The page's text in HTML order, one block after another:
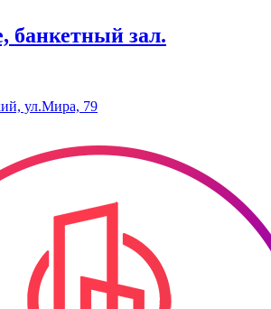
банкетный зал.
ул.Мира, 79